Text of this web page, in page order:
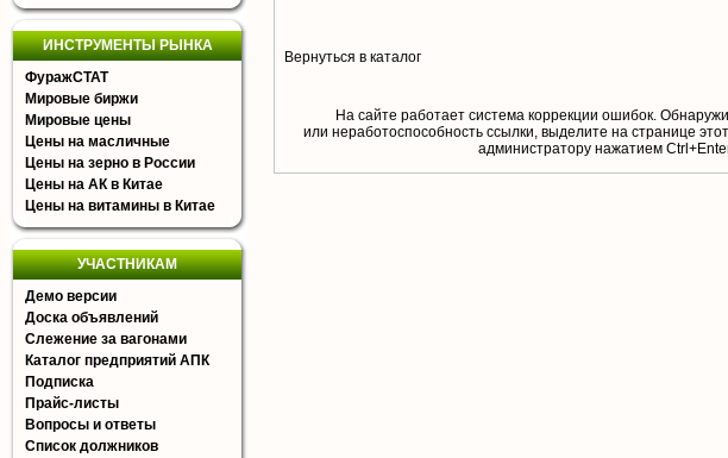
ИНСТРУМЕНТЫ РЫНКА
ФуражСТАТ
Мировые биржи
Мировые цены
Цены на масличные
Цены на зерно в России
Цены на АК в Китае
Цены на витамины в Китае
УЧАСТНИКАМ
Демо версии
Доска объявлений
Слежение за вагонами
Каталог предприятий АПК
Подписка
Прайс-листы
Вопросы и ответы
Список должников
Вернуться в каталог
На сайте работает система коррекции ошибок.
или неработоспособность ссылки, выделите на странице
aдминистратору нажатием